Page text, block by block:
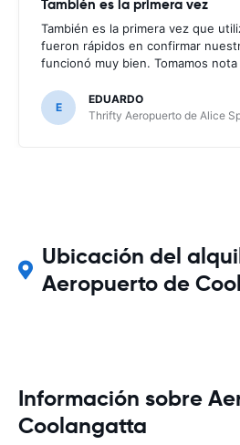
También es la primera vez
También es la primera vez que
fueron rápidos en confirmar
funcionó muy bien. Tomamos
E
EDUARDO
Thrifty Aeropuerto de Alice
Ubicación del
Aeropuerto de
Información sobre
Coolangatta